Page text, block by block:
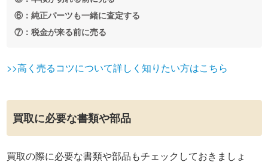
⑥：純正パーツも一緒に査定する
⑦：税金が来る前に売る
>>高く売るコツについて詳しく知りたい方はこちら
買取に必要な書類や部品
買取の際に必要な書類や部品もチェックしておきましょ